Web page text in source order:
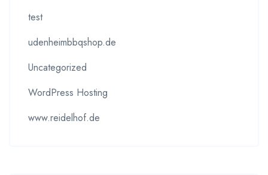
test
udenheimbbqshop.de
Uncategorized
WordPress Hosting
www.reidelhof.de